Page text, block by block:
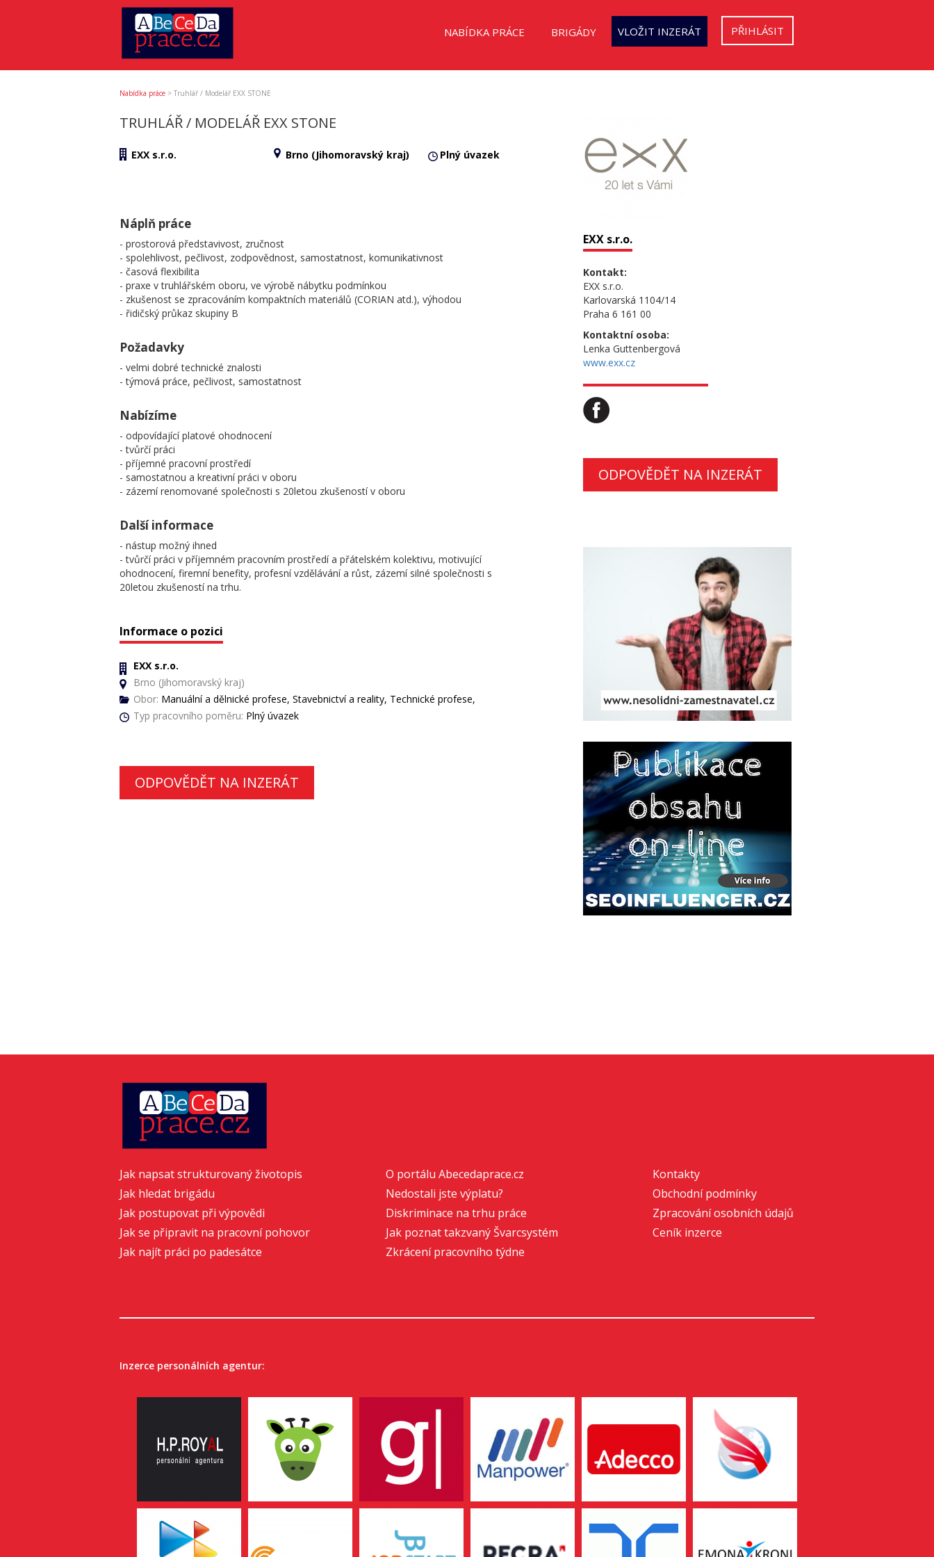
NABÍDKA PRÁCE BRIGÁDY VLOŽIT INZERÁT PŘIHLÁSIT
Nabídka práce > Truhlář / Modelář EXX STONE
TRUHLÁŘ / MODELÁŘ EXX STONE
EXX s.r.o. Brno (Jihomoravský kraj) Plný úvazek
Náplň práce
- prostorová představivost, zručnost
- spolehlivost, pečlivost, zodpovědnost, samostatnost, komunikativnost
- časová flexibilita
- praxe v truhlářském oboru, ve výrobě nábytku podmínkou
- zkušenost se zpracováním kompaktních materiálů (CORIAN atd.), výhodou
- řidičský průkaz skupiny B
Požadavky
- velmi dobré technické znalosti
- týmová práce, pečlivost, samostatnost
Nabízíme
- odpovídající platové ohodnocení
- tvůrčí práci
- příjemné pracovní prostředí
- samostatnou a kreativní práci v oboru
- zázemí renomované společnosti s 20letou zkušeností v oboru
Další informace
- nástup možný ihned
- tvůrčí práci v příjemném pracovním prostředí a přátelském kolektivu, motivující
ohodnocení, firemní benefity, profesní vzdělávání a růst, zázemí silné společnosti s
20letou zkušeností na trhu.
Informace o pozici
EXX s.r.o.
Brno (Jihomoravský kraj)
Obor: Manuální a dělnické profese, Stavebnictví a reality, Technické profese,
Typ pracovního poměru: Plný úvazek
ODPOVĚDĚT NA INZERÁT
EXX s.r.o.
Kontakt:
EXX s.r.o.
Karlovarská 1104/14
Praha 6 161 00
Kontaktní osoba:
Lenka Guttenbergová
www.exx.cz
ODPOVĚDĚT NA INZERÁT
Jak napsat strukturovaný životopis
Jak hledat brigádu
Jak postupovat při výpovědi
Jak se připravit na pracovní pohovor
Jak najít práci po padesátce
O portálu Abecedaprace.cz
Nedostali jste výplatu?
Diskriminace na trhu práce
Jak poznat takzvaný Švarcsystém
Zkrácení pracovního týdne
Kontakty
Obchodní podmínky
Zpracování osobních údajů
Ceník inzerce
Inzerce personálních agentur: